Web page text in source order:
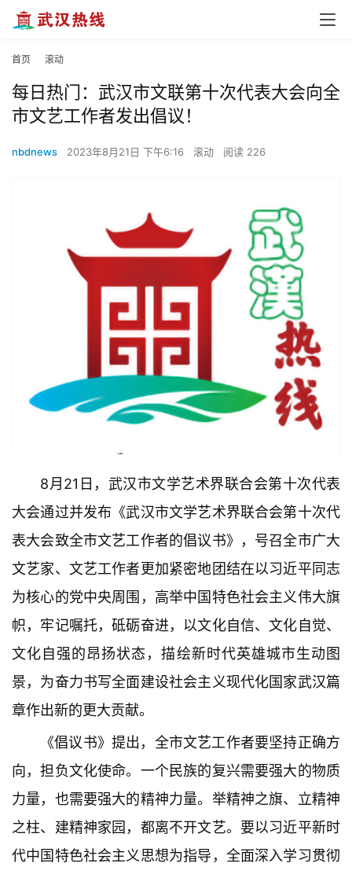
首页 滚动
每日热门：武汉市文联第十次代表大会向全
市文艺工作者发出倡议！
nbdnews 2023年8月21日 下午6:16 滚动 阅读 226
8月21日，武汉市文学艺术界联合会第十次代表
大会通过并发布《武汉市文学艺术界联合会第十次代
表大会致全市文艺工作者的倡议书》，号召全市广大
文艺家、文艺工作者更加紧密地团结在以习近平同志
为核心的党中央周围，高举中国特色社会主义伟大旗
帜，牢记嘱托，砥砺奋进，以文化自信、文化自觉、
文化自强的昂扬状态，描绘新时代英雄城市生动图
景，为奋力书写全面建设社会主义现代化国家武汉篇
章作出新的更大贡献。
《倡议书》提出，全市文艺工作者要坚持正确方
向，担负文化使命。一个民族的复兴需要强大的物质
力量，也需要强大的精神力量。举精神之旗、立精神
之柱、建精神家园，都离不开文艺。要以习近平新时
代中国特色社会主义思想为指导，全面深入学习贯彻